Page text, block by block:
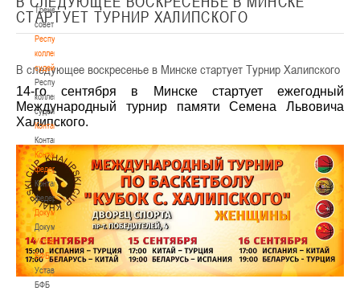
Тренерский
совет
Республиканская
коллегия
судей
Республиканская
коллегия
судей
Контакты
Контакты
Контакты
федерации
Контакты
федерации
Документы
Документы
Устав
БФБ
Устав
БФБ
СТАРТУЕТ ТУРНИР ХАЛИПСКОГО
В следующее воскресенье в Минске стартует Турнир Халипского
14-го сентября в Минске стартует ежегодный
Международный турнир памяти Семена Львовича
Халипского.